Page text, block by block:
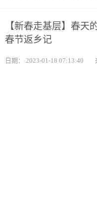
【新春走基层】春
春节返乡记
日期： 2023-01-18 07:13:40